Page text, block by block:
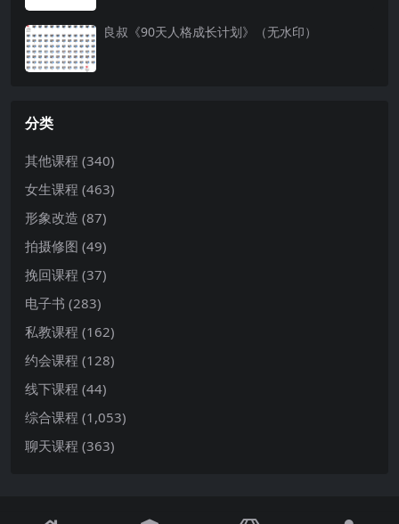
良叔《90天人格成长计划》（无水印）
分类
其他课程 (340)
女生课程 (463)
形象改造 (87)
拍摄修图 (49)
挽回课程 (37)
电子书 (283)
私教课程 (162)
约会课程 (128)
线下课程 (44)
综合课程 (1,053)
聊天课程 (363)